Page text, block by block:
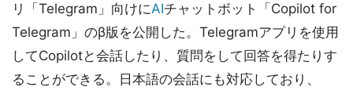
リ「Telegram」向けにAIチャットボット「Copilot for
Telegram」のβ版を公開した。Telegramアプリを使用
してCopilotと会話したり、質問をして回答を得たりす
ることができる。日本語の会話にも対応しており、